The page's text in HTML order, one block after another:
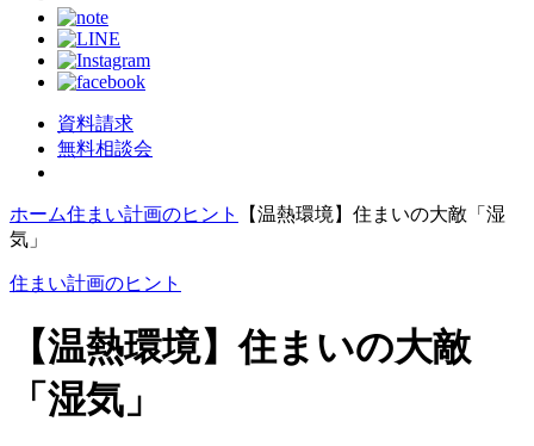
資料請求
無料相談会
ホーム住まい計画のヒント
【温熱環境】住まいの大敵「湿
気」
住まい計画のヒント
【温熱環境】住まいの大敵
「湿気」